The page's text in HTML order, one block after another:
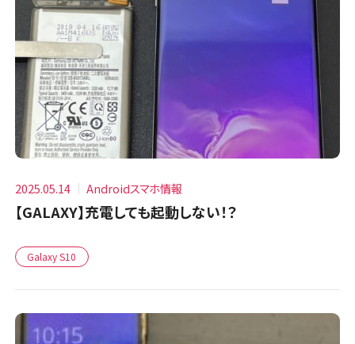
2025.05.14 Androidスマホ情報
【GALAXY】充電しても起動しない！？
Galaxy S10